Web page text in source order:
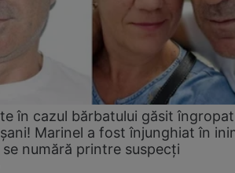
în cazul bărbatului găsit
Marinel a fost înjunghiat în
numără printre suspecți